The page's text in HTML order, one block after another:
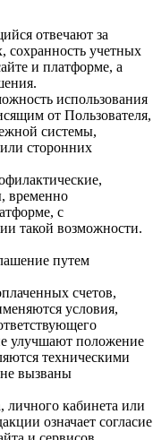
отвечают за
сохранность учетных
и платформе, а
использования
от Пользователя,
системы,
сторонних
временно
с
такой возможности.
путем
счетов,
условия,
улучшают положение
техническими
вызваны
личного кабинета или
означает согласие